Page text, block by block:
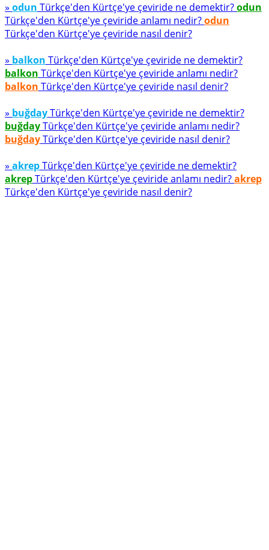
» odun Türkçe'den Kürtçe'ye çeviride ne demektir?odun
Türkçe'den Kürtçe'ye çeviride anlamı nedir?odun
Türkçe'den Kürtçe'ye çeviride nasıl denir?
» balkon Türkçe'den Kürtçe'ye çeviride ne demektir?
balkon Türkçe'den Kürtçe'ye çeviride anlamı nedir?
balkon Türkçe'den Kürtçe'ye çeviride nasıl denir?
» buğdayTürkçe'den Kürtçe'ye çeviride ne demektir?
buğdayTürkçe'den Kürtçe'ye çeviride anlamı nedir?
buğdayTürkçe'den Kürtçe'ye çeviride nasıl denir?
» akrepTürkçe'den Kürtçe'ye çeviride ne demektir?
akrepTürkçe'den Kürtçe'ye çeviride anlamı nedir?akrep
Türkçe'den Kürtçe'ye çeviride nasıl denir?